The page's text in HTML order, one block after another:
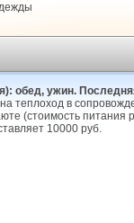
обед, ужин.
теплоход в
(стоимость питания
10000 руб.